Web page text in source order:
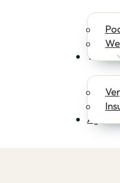
Tools
Agenda